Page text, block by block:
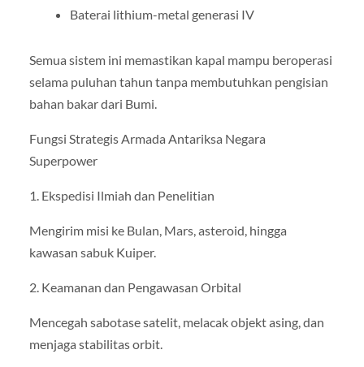
Baterai lithium-metal generasi IV
Semua sistem ini memastikan kapal mampu beroperasi
selama puluhan tahun tanpa membutuhkan pengisian
bahan bakar dari Bumi.
Fungsi Strategis Armada Antariksa Negara
Superpower
1. Ekspedisi Ilmiah dan Penelitian
Mengirim misi ke Bulan, Mars, asteroid, hingga
kawasan sabuk Kuiper.
2. Keamanan dan Pengawasan Orbital
Mencegah sabotase satelit, melacak objekt asing, dan
menjaga stabilitas orbit.